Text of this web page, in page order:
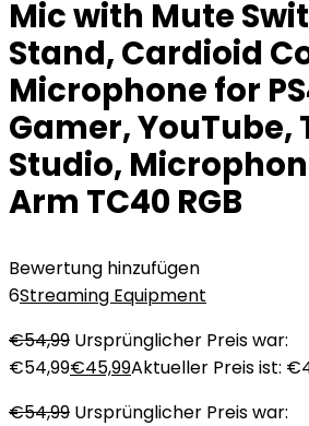
Mic with Mute
Stand, Cardioid
Microphone for
Gamer, YouTube,
Studio,
Arm TC40 RGB
Bewertung hinzufügen
6Streaming Equipment
€54,99 Ursprünglicher Preis war:
€54,99€45,99Aktueller Preis ist:
€54,99 Ursprünglicher Preis war: